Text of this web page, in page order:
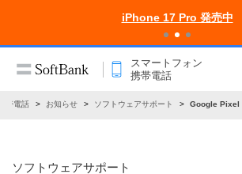
iPhone 17 Pro 発売中
スマートフォン
携帯電話
帯電話 お知らせ ソフトウェアサポート Google Pixel
ソフトウェアサポート